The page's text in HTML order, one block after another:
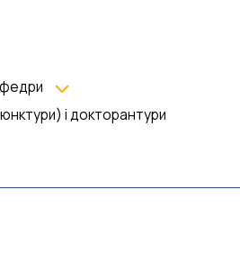
і докторантури